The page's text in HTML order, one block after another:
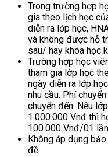
Trong trường hợp
gia theo lịch học
diễn ra lớp học,
và không được hỗ
sau/ hay khóa học
Trường hợp học
tham gia lớp học
ngày diễn ra lớp
nhu cầu. Phí
chuyển đến. Nếu
1.000.000 Vnđ thì
100.000 Vnđ/01
Không áp dụng
đề.